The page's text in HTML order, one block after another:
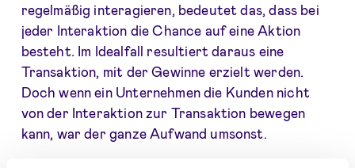
regelmäßig interagieren, bedeutet das, dass bei
jeder Interaktion die Chance auf eine Aktion
besteht. Im Idealfall resultiert daraus eine
Transaktion, mit der Gewinne erzielt werden.
Doch wenn ein Unternehmen die Kunden nicht
von der Interaktion zur Transaktion bewegen
kann, war der ganze Aufwand umsonst.